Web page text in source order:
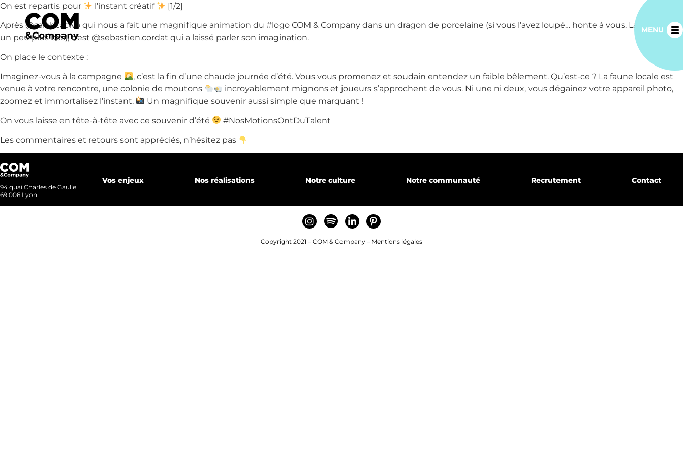
MENU
Accueil
Notre agence
Nos réalisations
Notre communauté
On est repartis pour l’instant créatif [1/2]
Après @sarahcatwo qui nous a fait une magnifique animation du #logo COM & Company dans un dragon de porcelaine (si vous l’avez loupé… honte à vous. La vidéo est
un peu plus bas), c’est @sebastien.cordat qui a laissé parler son imagination.
On place le contexte :
Imaginez-vous à la campagne
, c’est la fin d’une chaude journée d’été. Vous vous promenez et soudain entendez un faible bêlement. Qu’est-ce ? La faune locale est
venue à votre rencontre, une colonie de moutons
incroyablement mignons et joueurs s’approchent de vous. Ni une ni deux, vous dégainez votre appareil photo,
zoomez et immortalisez l’instant.
Un magnifique souvenir aussi simple que marquant !
On vous laisse en tête-à-tête avec ce souvenir d’été #NosMotionsOntDuTalent
Les commentaires et retours sont appréciés, n’hésitez pas
94 quai Charles de Gaulle
69 006 Lyon
Vos enjeux Nos réalisations Notre culture Notre communauté Recrutement Contact
Copyright 2021 – COM & Company – Mentions légales